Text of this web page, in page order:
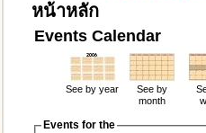
หน้าหลัก
Events Calendar
See by year
See by
month
Events for the